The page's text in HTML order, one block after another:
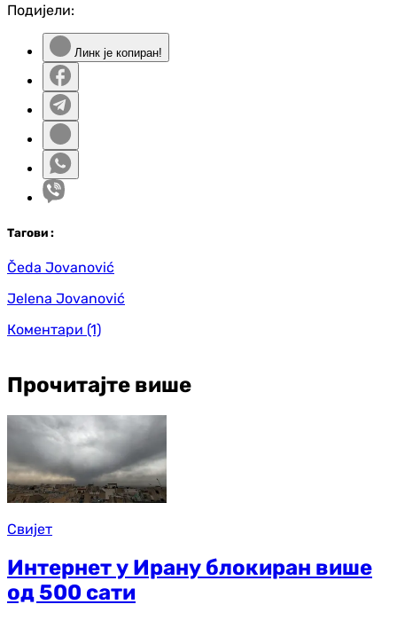
Подијели:
Линк је копиран!
Тагови :
Čeda Jovanović
Jelena Jovanović
Коментари (1)
Прочитајте више
Свијет
Интернет у Ирану блокиран више
од 500 сати